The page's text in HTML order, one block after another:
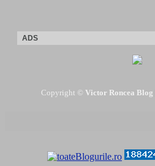
ADS
Copyright © Victor Roncea Blog